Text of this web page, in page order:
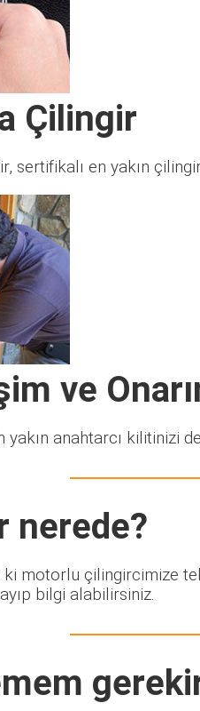
Çilingir
sertifikalı en yakın
ve
yakın anahtarcı kilitinizi
nerede?
motorlu çilingircimize
bilgi alabilirsiniz.